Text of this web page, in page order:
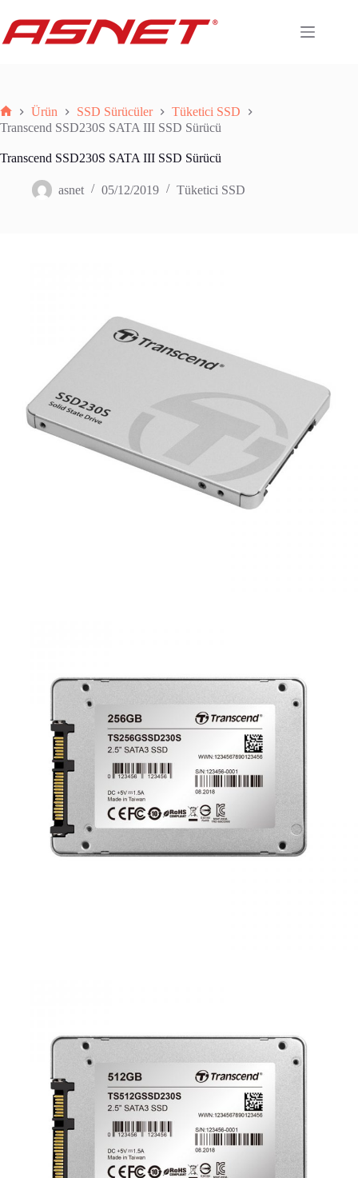
content
Anasayfa
Ürün SSD Sürücüler
Tüketici SSD
Transcend SSD230S SATA III SSD Sürücü
Transcend SSD230S SATA III SSD Sürücü
asnet 05/12/2019 Tüketici SSD